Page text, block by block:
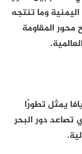
وما تنتجه
المقاومة
يمثل تطورًا
تصاعد دور البحر